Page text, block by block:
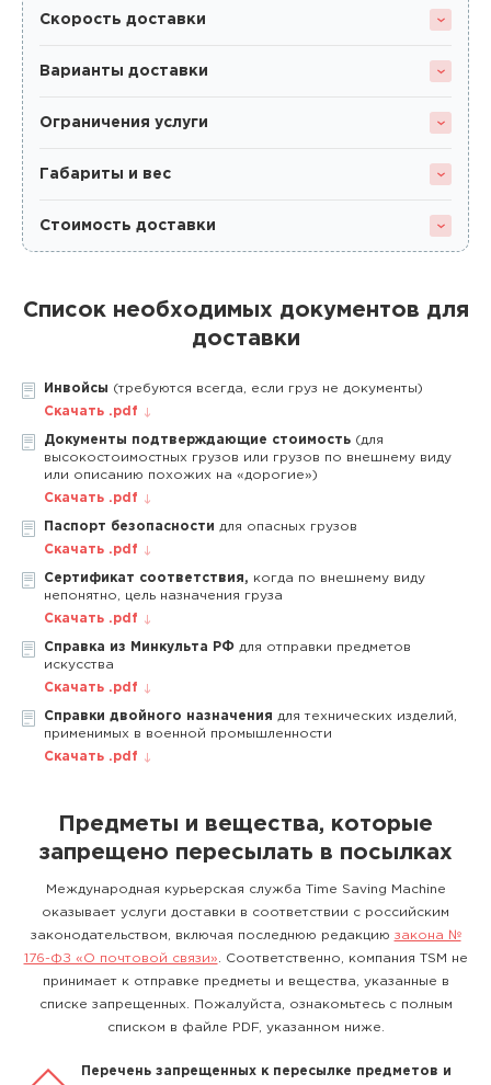
Скорость доставки
Варианты доставки
Ограничения услуги
Габариты и вес
Стоимость доставки
Список необходимых документов для
доставки
Инвойсы (требуются всегда, если груз не документы)
Скачать .pdf
Документы подтверждающие стоимость (для
высокостоимостных грузов или грузов по внешнему виду
или описанию похожих на «дорогие»)
Скачать .pdf
Паспорт безопасности для опасных грузов
Скачать .pdf
Сертификат соответствия, когда по внешнему виду
непонятно, цель назначения груза
Скачать .pdf
Справка из Минкульта РФ для отправки предметов
искусства
Скачать .pdf
Справки двойного назначения для технических изделий,
применимых в военной промышленности
Скачать .pdf
Предметы и вещества, которые
запрещено пересылать в посылках
Международная курьерская служба Time Saving Machine
оказывает услуги доставки в соответствии с российским
законодательством, включая последнюю редакцию закона №
176-ФЗ «О почтовой связи» . Соответственно, компания TSM не
принимает к отправке предметы и вещества, указанные в
списке запрещенных. Пожалуйста, ознакомьтесь с полным
списком в файле PDF, указанном ниже.
Перечень запрещенных к пересылке предметов и